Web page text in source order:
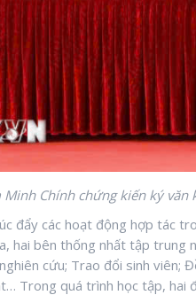
Minh Chính chứng kiến ký
đẩy các hoạt động hợp tác
hai bên thống nhất tập trung
cứu; Trao đổi sinh viên;
Trong quá trình học tập, hai